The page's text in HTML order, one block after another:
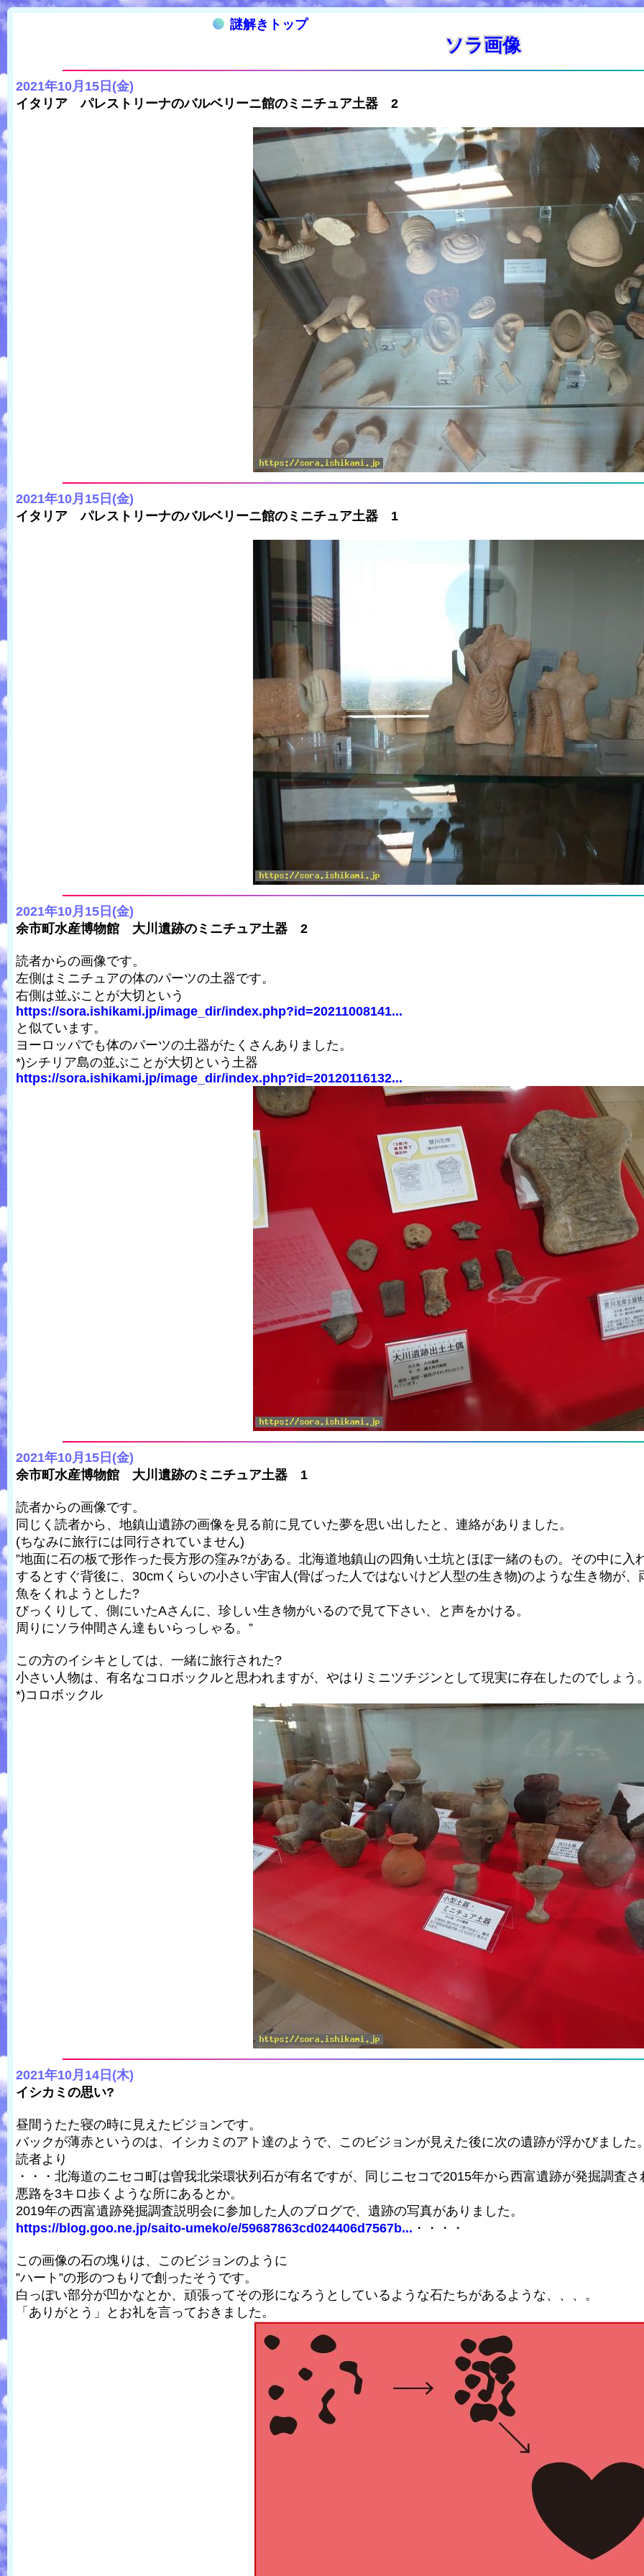
謎解きトップ
ソラ画像
2021年10月15日(金)
イタリア パレストリーナのバルベリーニ館のミニチュア土器 2
2021年10月15日(金)
イタリア パレストリーナのバルベリーニ館のミニチュア土器 1
2021年10月15日(金)
余市町水産博物館 大川遺跡のミニチュア土器 2
読者からの画像です。
左側はミニチュアの体のパーツの土器です。
右側は並ぶことが大切という
https://sora.ishikami.jp/image_dir/index.php?id=20211008141...
と似ています。
ヨーロッパでも体のパーツの土器がたくさんありました。
*)シチリア島の並ぶことが大切という土器
https://sora.ishikami.jp/image_dir/index.php?id=20120116132...
2021年10月15日(金)
余市町水産博物館 大川遺跡のミニチュア土器 1
読者からの画像です。
同じく読者から、地鎮山遺跡の画像を見る前に見ていた夢を思い出したと、連絡がありました。
(ちなみに旅行には同行されていません)
”地面に石の板で形作った長方形の窪み?がある。北海道地鎮山の四角い土坑とほぼ一緒のもの。その中に入
するとすぐ背後に、30cmくらいの小さい宇宙人(骨ばった人ではないけど人型の生き物)のような生き物が
魚をくれようとした?
びっくりして、側にいたAさんに、珍しい生き物がいるので見て下さい、と声をかける。
周りにソラ仲間さん達もいらっしゃる。”
この方のイシキとしては、一緒に旅行された?
小さい人物は、有名なコロボックルと思われますが、やはりミニツチジンとして現実に存在したのでしょう
*)コロボックル
2021年10月14日(木)
イシカミの思い?
昼間うたた寝の時に見えたビジョンです。
バックが薄赤というのは、イシカミのアト達のようで、このビジョンが見えた後に次の遺跡が浮かびました
読者より
・・・北海道のニセコ町は曽我北栄環状列石が有名ですが、同じニセコで2015年から西富遺跡が発掘調査
悪路を3キロ歩くような所にあるとか。
2019年の西富遺跡発掘調査説明会に参加した人のブログで、遺跡の写真がありました。
https://blog.goo.ne.jp/saito-umeko/e/59687863cd024406d7567b... ・・・・
この画像の石の塊りは、このビジョンのように
”ハート”の形のつもりで創ったそうです。
白っぽい部分が凹かなとか、頑張ってその形になろうとしているような石たちがあるような、、、。
「ありがとう」とお礼を言っておきました。